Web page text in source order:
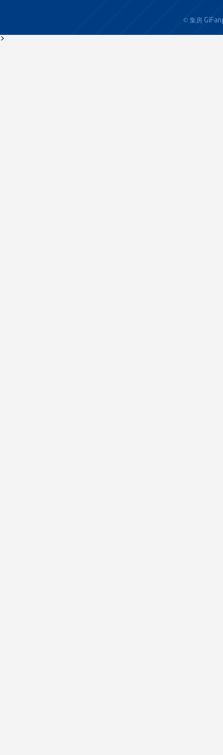
© 集房
>